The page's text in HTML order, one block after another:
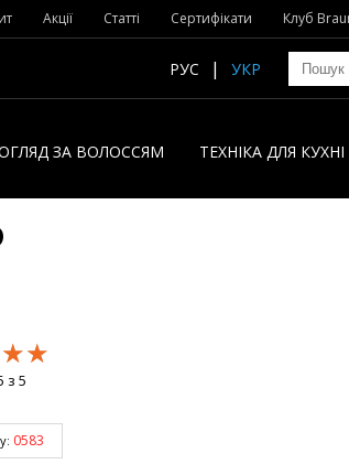
Акції Статті Сертифікати Клуб
РУС УКР
ЗА ВОЛОССЯМ ТЕХНІКА ДЛЯ
з 5
0583